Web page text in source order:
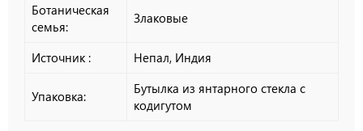
Ботаническая
семья:
Злаковые
Источник : Непал, Индия
Упаковка:
Бутылка из янтарного стекла с
кодигутом